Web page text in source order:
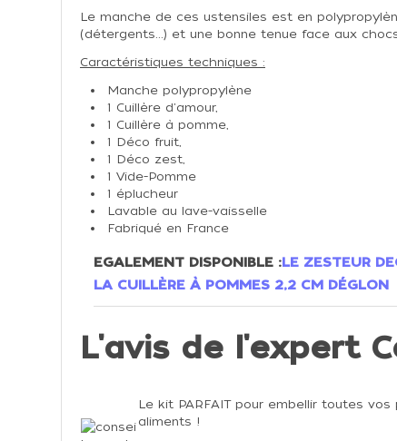
Le manche de ces ustensiles est en
(détergents...) et une bonne tenue face aux
Caractéristiques techniques :
Manche polypropylène
1 Cuillère d'amour,
1 Cuillère à pomme,
1 Déco fruit,
1 Déco zest,
1 Vide-Pomme
1 éplucheur
Lavable au lave-vaisselle
Fabriqué en France
EGALEMENT DISPONIBLE :LE ZESTEUR
LA CUILLÈRE À POMMES 2,2 CM DÉGLON
L'avis de l'expert
Le kit PARFAIT pour embellir toutes
aliments !